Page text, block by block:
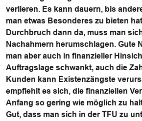
verlieren. Es kann dauern, bis
man etwas Besonderes zu bieten
Durchbruch dann da, muss man
Nachahmern herumschlagen. Gute
man aber auch in finanzieller
Auftragslage schwankt, auch die
Kunden kann Existenzängste
empfiehlt es sich, die finanziellen
Anfang so gering wie möglich zu
Gut, dass man sich in der TFU zu